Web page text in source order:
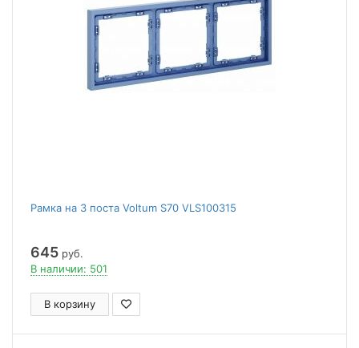
Рамка на 3 поста Voltum S70 VLS100315
645 руб.
В наличии: 501
В корзину